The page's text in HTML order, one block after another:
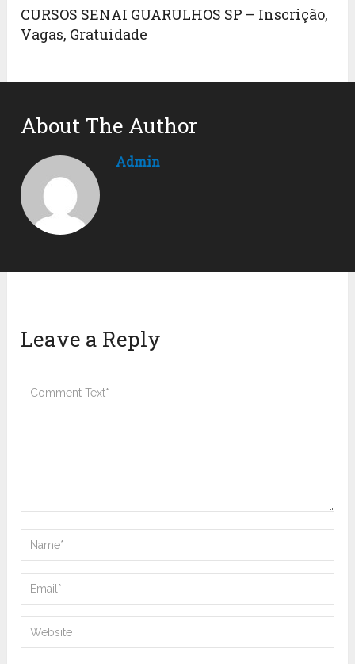
CURSOS SENAI GUARULHOS SP – Inscrição,
Vagas, Gratuidade
About The Author
Admin
Leave a Reply